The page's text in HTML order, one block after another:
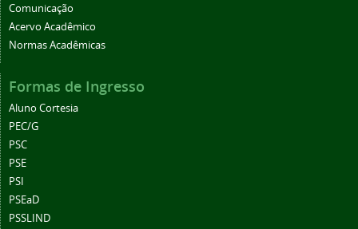
Comunicação
Acervo Acadêmico
Normas Acadêmicas
Formas de Ingresso
Aluno Cortesia
PEC/G
PSC
PSE
PSI
PSEaD
PSSLIND